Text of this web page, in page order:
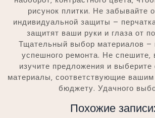
рисунок плитки. Не забывайте
индивидуальной защиты –
защитят ваши руки и глаза от
Тщательный выбор материалов –
успешного ремонта. Не спешите‚
изучите предложения и
материалы‚ соответствующие
бюджету. Удачного
Похожие записи: